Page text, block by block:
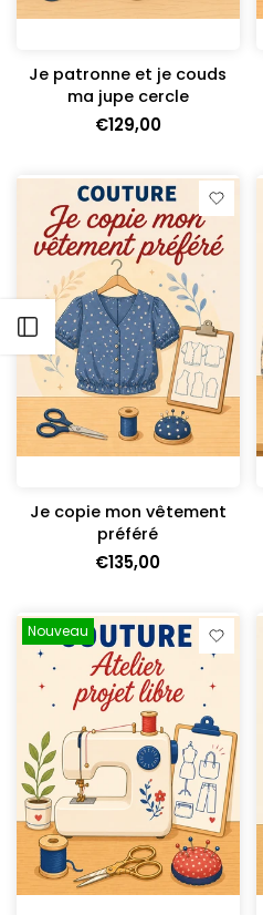
Ouvrir barre latérale
Je patronne et je couds
ma jupe cercle
€129,00
Je copie mon vêtement
préféré
€135,00
Nouveau